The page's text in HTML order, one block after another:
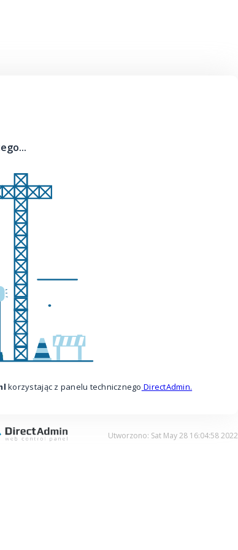
korzystając z panelu technicznego DirectAdmin.
Utworzono: Sat May 28 16:04:58 2022